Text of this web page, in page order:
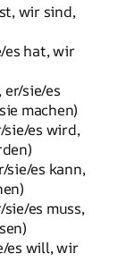
wir sind,
es hat, wir
er/sie/es
machen)
es wird,
sie/es kann,
es muss,
es will, wir